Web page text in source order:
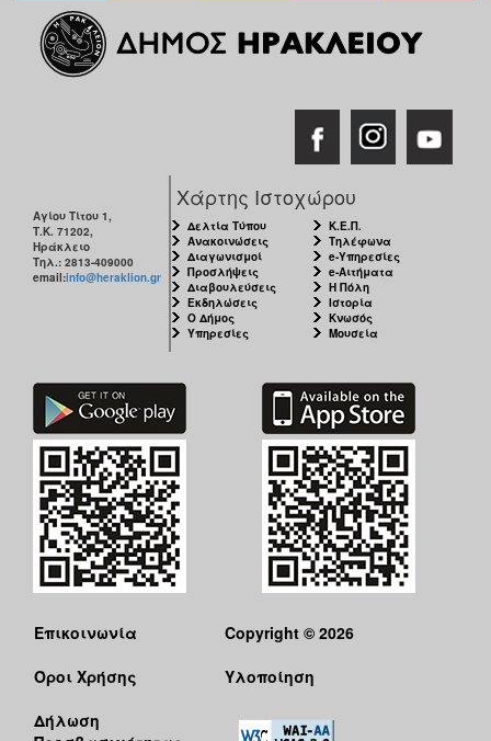
Αγίου Τίτου 1,
Τ.Κ. 71202,
Ηράκλειο
Τηλ.: 2813-409000
email:info@heraklion.gr
Χάρτης Ιστοχώρου
Δελτία Τύπου
Ανακοινώσεις
Διαγωνισμοί
Προσλήψεις
Διαβουλεύσεις
Εκδηλώσεις
Ο Δήμος
Υπηρεσίες
Κ.Ε.Π.
Τηλέφωνα
e-Υπηρεσίες
e-Αιτήματα
Η Πόλη
Ιστορία
Κνωσός
Μουσεία
Επικοινωνία
Όροι Χρήσης
Δήλωση
Copyright © 2026
Υλοποίηση